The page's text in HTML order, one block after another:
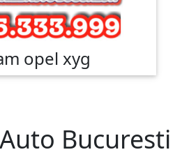
opel xyg
Bucuresti